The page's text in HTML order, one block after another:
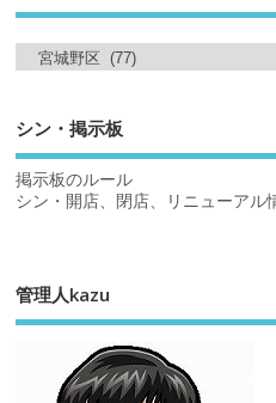
シン・掲示板
掲示板のルール
シン・開店、閉店、リニューアル
管理人kazu